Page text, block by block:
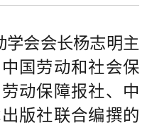
会会长杨志明主
国劳动和社会保
动保障报社、中
版社联合编撰的